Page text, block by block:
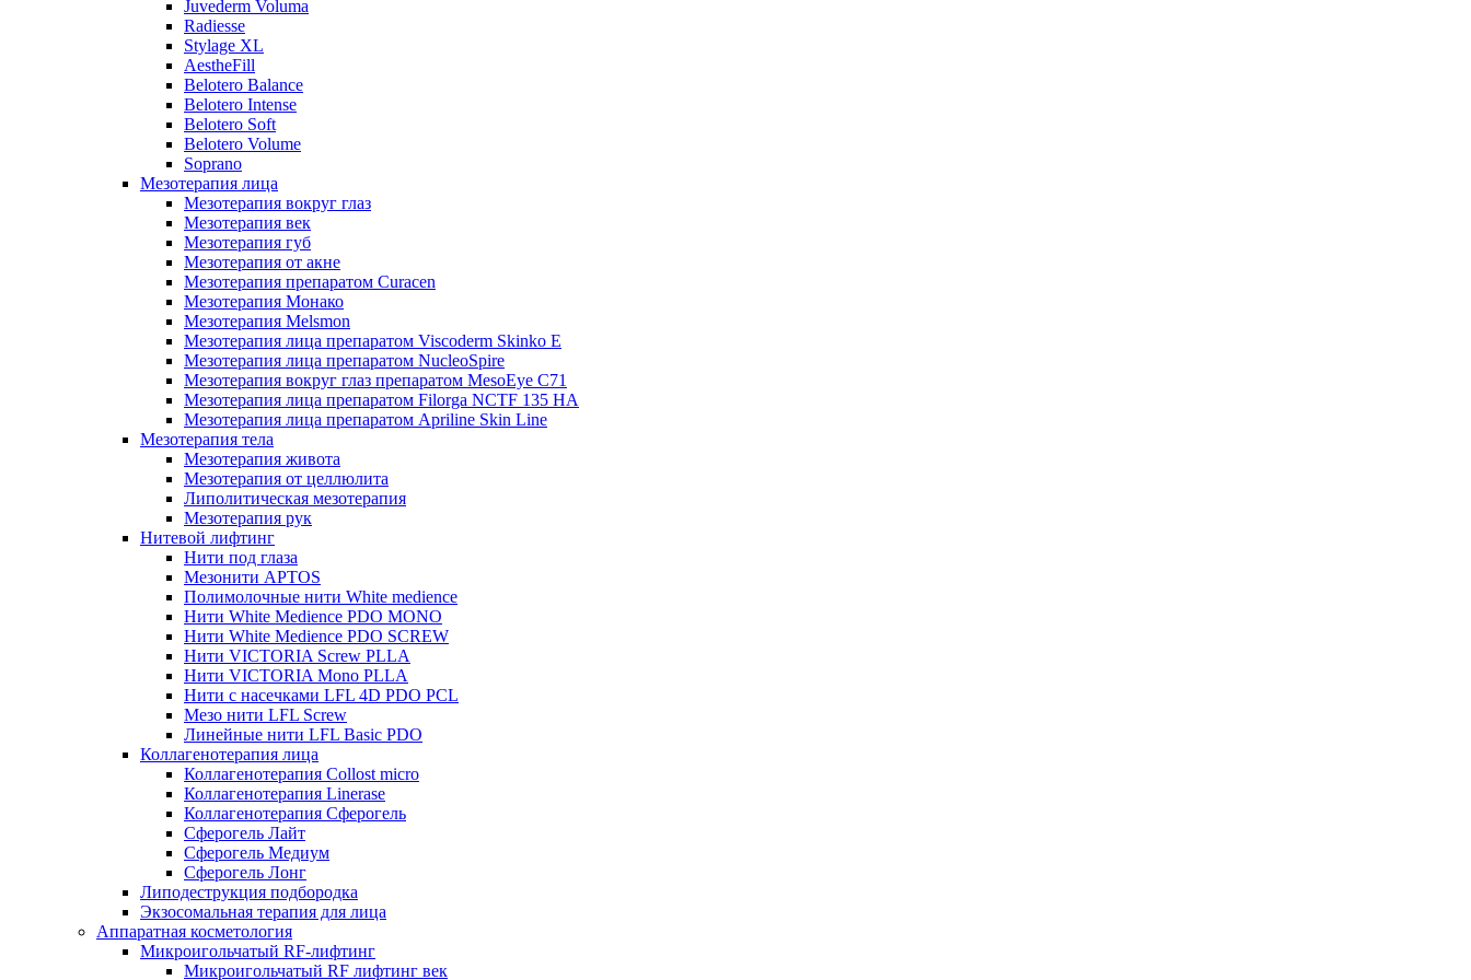
Juvederm Voluma
Radiesse
Stylage XL
AestheFill
Belotero Balance
Belotero Intense
Belotero Soft
Belotero Volume
Soprano
Мезотерапия лица
Мезотерапия вокруг глаз
Мезотерапия век
Мезотерапия губ
Мезотерапия от акне
Мезотерапия препаратом Curacen
Мезотерапия Монако
Мезотерапия Melsmon
Мезотерапия лица препаратом Viscoderm Skinko E
Мезотерапия лица препаратом NucleoSpire
Мезотерапия вокруг глаз препаратом MesoEye С71
Мезотерапия лица препаратом Filorga NCTF 135 HA
Мезотерапия лица препаратом Apriline Skin Line
Мезотерапия тела
Мезотерапия живота
Мезотерапия от целлюлита
Липолитическая мезотерапия
Мезотерапия рук
Нитевой лифтинг
Нити под глаза
Мезонити APTOS
Полимолочные нити White medience
Нити White Medience PDO MONO
Нити White Medience PDO SCREW
Нити VICTORIA Screw PLLA
Нити VICTORIA Mono PLLA
Нити с насечками LFL 4D PDO PCL
Мезо нити LFL Screw
Линейные нити LFL Basic PDO
Коллагенотерапия лица
Коллагенотерапия Collost micro
Коллагенотерапия Linerase
Коллагенотерапия Сферогель
Сферогель Лайт
Сферогель Медиум
Сферогель Лонг
Липодеструкция подбородка
Экзосомальная терапия для лица
Аппаратная косметология
Микроигольчатый RF-лифтинг
Микроигольчатый RF лифтинг век